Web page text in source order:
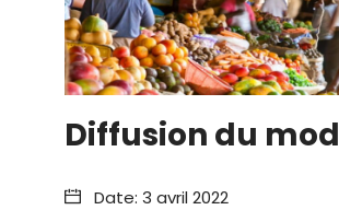
Diffusion du
Date: 3 avril 2022